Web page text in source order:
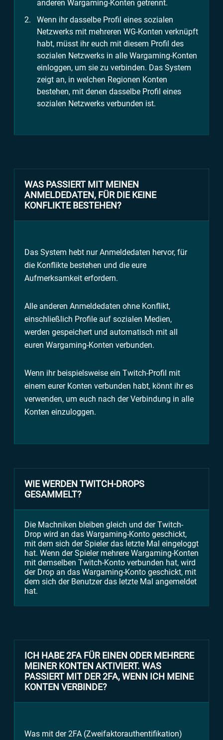
anderen Wargaming-Konten getrennt.
Wenn ihr dasselbe Profil eines sozialen
Netzwerks mit mehreren WG-Konten verknüpft
habt, müsst ihr euch mit diesem Profil des
sozialen Netzwerks in alle Wargaming-Konten
einloggen, um sie zu verbinden. Das System
zeigt an, in welchen Regionen Konten
bestehen, mit denen dasselbe Profil eines
sozialen Netzwerks verbunden ist.
WAS PASSIERT MIT MEINEN
ANMELDEDATEN, FÜR DIE KEINE
KONFLIKTE BESTEHEN?
Das System hebt nur Anmeldedaten hervor, für
die Konflikte bestehen und die eure
Aufmerksamkeit erfordern.
Alle anderen Anmeldedaten ohne Konflikt,
einschließlich Profile auf sozialen Medien,
werden gespeichert und automatisch mit all
euren Wargaming-Konten verbunden.
Wenn ihr beispielsweise ein Twitch-Profil mit
einem eurer Konten verbunden habt, könnt ihr es
verwenden, um euch nach der Verbindung in alle
Konten einzuloggen.
WIE WERDEN TWITCH-DROPS
GESAMMELT?
Die Machniken bleiben gleich und der Twitch-
Drop wird an das Wargaming-Konto geschickt,
mit dem sich der Spieler das letzte Mal eingeloggt
hat. Wenn der Spieler mehrere Wargaming-Konten
mit demselben Twitch-Konto verbunden hat, wird
der Drop an das Wargaming-Konto geschickt, mit
dem sich der Benutzer das letzte Mal angemeldet
hat.
ICH HABE 2FA FÜR EINEN ODER MEHRERE
MEINER KONTEN AKTIVIERT. WAS
PASSIERT MIT DER 2FA, WENN ICH MEINE
KONTEN VERBINDE?
Was mit der 2FA (Zweifaktorauthentifikation)